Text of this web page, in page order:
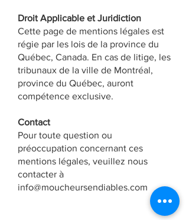
Droit Applicable et Juridiction
Cette page de mentions légales est
régie par les lois de la province du
Québec, Canada. En cas de litige, les
tribunaux de la ville de Montréal,
province du Québec, auront
compétence exclusive.
Contact
Pour toute question ou
préoccupation concernant ces
mentions légales, veuillez nous
contacter à
info@moucheursendiables.com